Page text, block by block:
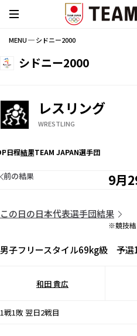
MENU ─ シドニー2000
シドニー2000
レスリング
WRESTLING
日程結果TEAM JAPAN選手団
9月
前の結果
この日の日本代表選手団結果
※競技結
男子フリースタイル69kg級 予選
和田 貴広
1戦1敗 翌日2戦目